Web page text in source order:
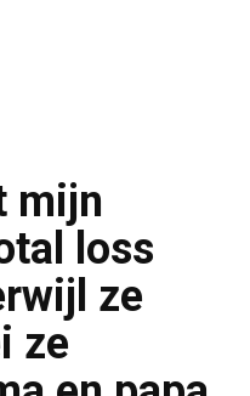
mijn
loss
ze
ze